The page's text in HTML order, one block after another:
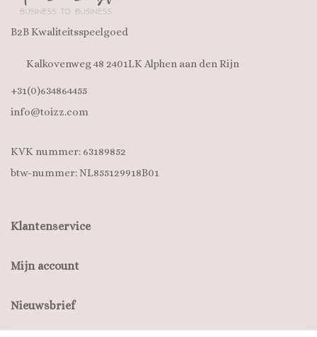
B2B Kwaliteitsspeelgoed
Kalkovenweg 48 2401LK Alphen aan den Rijn
+31(0)634864455
info@toizz.com
KVK nummer: 63189852
btw-nummer: NL855129918B01
Klantenservice
Mijn account
Nieuwsbrief